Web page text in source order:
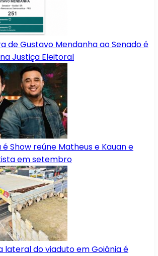
de Gustavo Mendanha ao Senado é
Justiça Eleitoral
é Show reúne Matheus e Kauan e
em setembro
lateral do viaduto em Goiânia é